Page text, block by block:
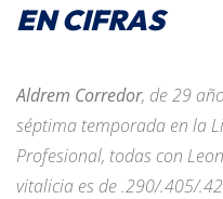
EN CIFRAS
Aldrem Corredor, de 29
séptima temporada en la
Profesional, todas con
vitalicia es de .290/.405/